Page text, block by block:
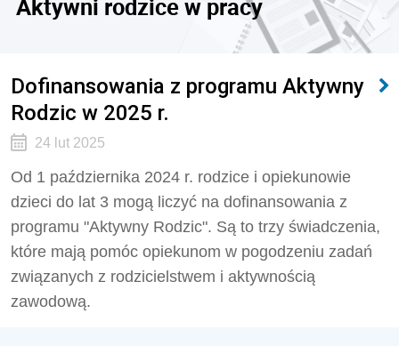
Aktywni rodzice w pracy
Dofinansowania z programu Aktywny
Rodzic w 2025 r.
24 lut 2025
Od 1 października 2024 r. rodzice i opiekunowie
dzieci do lat 3 mogą liczyć na dofinansowania z
programu "Aktywny Rodzic". Są to trzy świadczenia,
które mają pomóc opiekunom w pogodzeniu zadań
związanych z rodzicielstwem i aktywnością
zawodową.